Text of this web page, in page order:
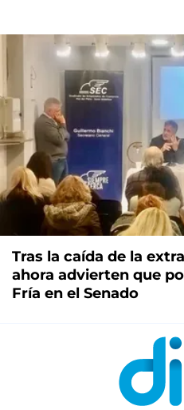
Tras la caída de la
ahora advierten que
Fría en el Senado